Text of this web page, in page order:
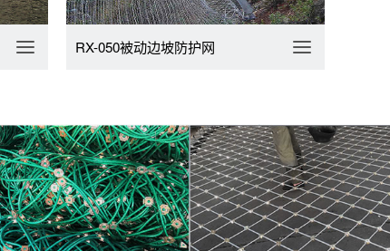
RX-050被动边坡防护网